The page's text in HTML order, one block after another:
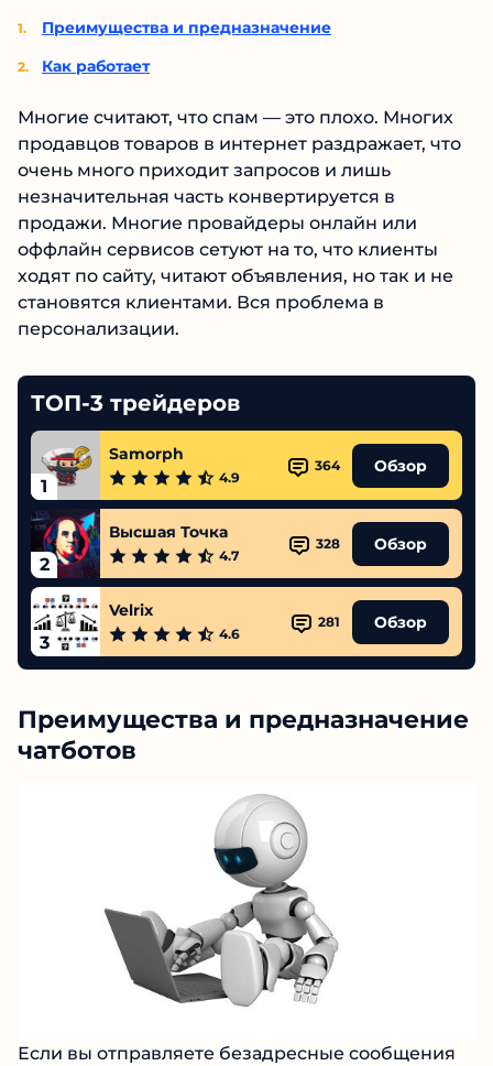
Преимущества и предназначение
Как работает
Многие считают, что спам — это плохо. Многих
продавцов товаров в интернет раздражает, что
очень много приходит запросов и лишь
незначительная часть конвертируется в
продажи. Многие провайдеры онлайн или
оффлайн сервисов сетуют на то, что клиенты
ходят по сайту, читают объявления, но так и не
становятся клиентами. Вся проблема в
персонализации.
ТОП-3 трейдеров
1
Samorph
4.9
364 Обзор
2
Высшая Точка
4.7
328 Обзор
3
Velrix
4.6
281 Обзор
Преимущества и предназначение
чатботов
Если вы отправляете безадресные сообщения